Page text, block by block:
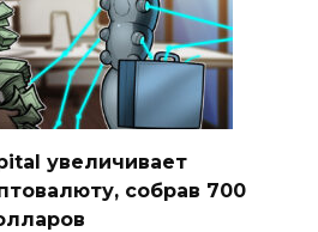
увеличивает
собрав 700